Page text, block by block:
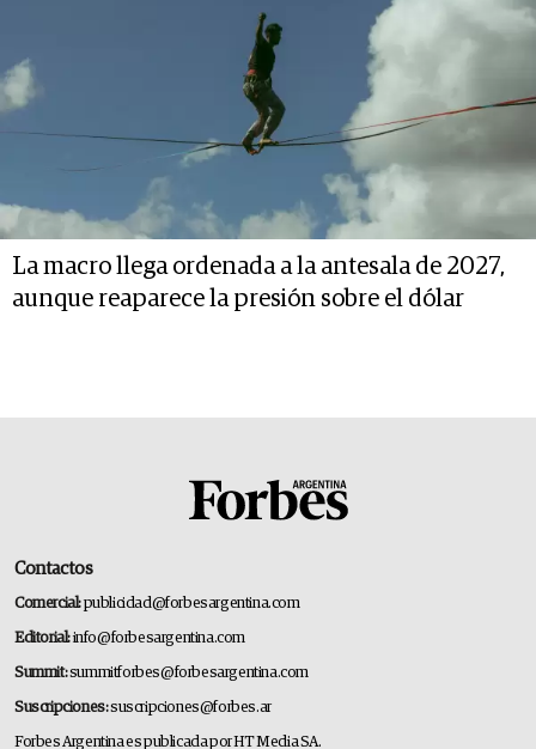
La macro llega ordenada a la antesala de 2027,
aunque reaparece la presión sobre el dólar
Contactos
Comercial:publicidad@forbesargentina.com
Editorial:info@forbesargentina.com
Summit:summitforbes@forbesargentina.com
Suscripciones:suscripciones@forbes.ar
Forbes Argentina es publicada por HT Media SA.